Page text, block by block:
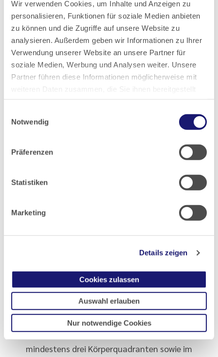
Wir verwenden Cookies, um Inhalte und Anzeigen zu
personalisieren, Funktionen für soziale Medien anbieten
zu können und die Zugriffe auf unsere Website zu
analysieren. Außerdem geben wir Informationen zu Ihrer
Verwendung unserer Website an unsere Partner für
soziale Medien, Werbung und Analysen weiter. Unsere
Partner führen diese Informationen möglicherweise mit
weiteren Daten zusammen, die Sie ihnen bereitgestellt
haben oder die sie im Rahmen Ihrer Nutzung der Dienste
Notwendig
Präferenzen
Statistiken
Marketing
Details zeigen
Cookies zulassen
Auswahl erlauben
Nur notwendige Cookies
in der Regel in mindestens drei oder mehr
Körperquadranten (Quadranten werden durch die
obere/untere/linke/rechte Seite des Körpers definiert)
und im Achsenskelett (Nacken, Rücken, Brust und
Bauch) auf.
CWP gehen häufig mit einer erhöhten medizinischen
Komorbidität einher, darunter Schlafstörungen,
Adipositas, Bluthochdruck und Diabetes. Patienten
Behinderungen, depressive und ängstliche Stimmung.
Schmerzen in den betroffenen Regionen, begleitet
Depressionen und allgemeiner Leidensdruck können
Kriterien
Die Bedingungen A bis C sind erfüllt:
Chronische Schmerzen (anhaltend oder
wiederkehrend seit mehr als 3 Monaten) sind in
mindestens drei Körperquadranten sowie im